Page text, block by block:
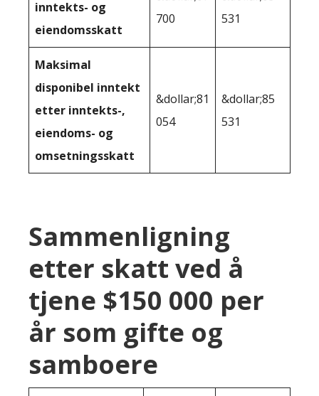
inntekts- og
eiendomsskatt
700
531
Maksimal
disponibel inntekt
etter inntekts-,
eiendoms- og
omsetningsskatt
&dollar;81
054
&dollar;85
531
Sammenligning
etter skatt ved å
tjene $150 000 per
år som gifte og
samboere